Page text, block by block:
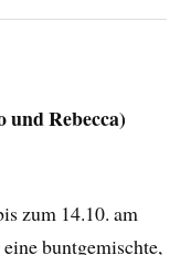
und Rebecca)
zum 14.10. am
buntgemischte,